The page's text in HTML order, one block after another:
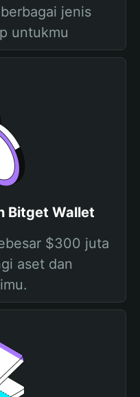
jenis
untukmu
Bitget Wallet
$300 juta
aset dan